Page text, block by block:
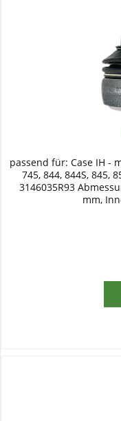
passend für: Case IH -
745, 844, 844S, 845,
3146035R93
mm,